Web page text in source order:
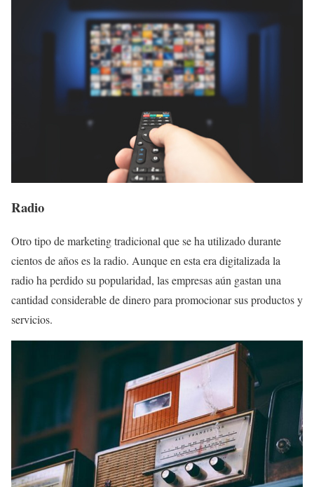
Radio
Otro tipo de marketing tradicional que se ha utilizado durante
cientos de años es la radio. Aunque en esta era digitalizada la
radio ha perdido su popularidad, las empresas aún gastan una
cantidad considerable de dinero para promocionar sus productos y
servicios.